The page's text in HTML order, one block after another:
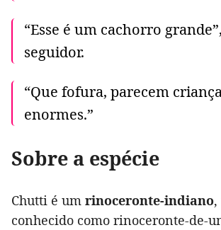
“Esse é um cachorro
seguidor.
“Que fofura, parecem
enormes.”
Sobre a espécie
Chutti é um rinoceronte-indiano
conhecido como rinoceronte-de-